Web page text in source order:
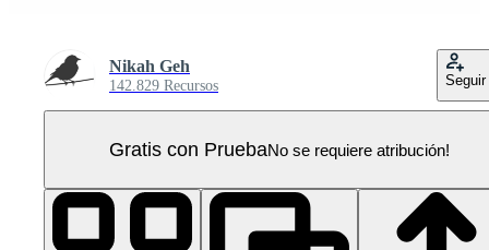
Nikah Geh
142.829 Recursos Seguir
Gratis con PruebaNo se requiere atribución!